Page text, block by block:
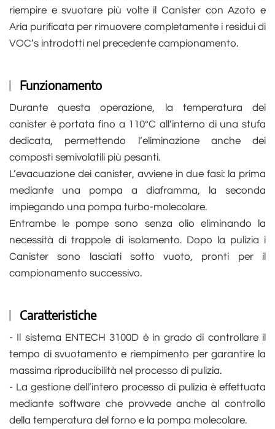
riempire e svuotare più volte il Canister con Azoto e
Aria purificata per rimuovere completamente i residui di
VOC’s introdotti nel precedente campionamento.
Funzionamento
Durante questa operazione, la temperatura dei
canister è portata fino a 110°C all’interno di una stufa
dedicata, permettendo l’eliminazione anche dei
composti semivolatili più pesanti.
L’evacuazione dei canister, avviene in due fasi: la prima
mediante una pompa a diaframma, la seconda
impiegando una pompa turbo-molecolare.
Entrambe le pompe sono senza olio eliminando la
necessità di trappole di isolamento. Dopo la pulizia i
Canister sono lasciati sotto vuoto, pronti per il
campionamento successivo.
Caratteristiche
- Il sistema ENTECH 3100D è in grado di controllare il
tempo di svuotamento e riempimento per garantire la
massima riproducibilità nel processo di pulizia.
- La gestione dell’intero processo di pulizia è effettuata
mediante software che provvede anche al controllo
della temperatura del forno e la pompa molecolare.